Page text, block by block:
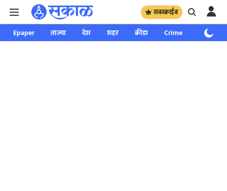
सबस्क्राईब
Epaper ताज्या देश शहर क्रीडा Crime साप्ताहिक